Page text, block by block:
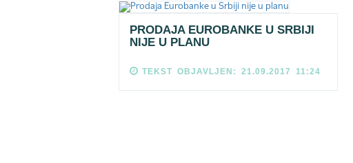
PRODAJA EUROBANKE U SRBIJI
NIJE U PLANU
TEKST OBJAVLJEN: 21.09.2017 11:24